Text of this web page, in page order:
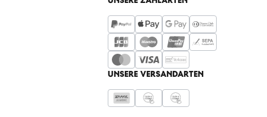
UNSERE VERSANDARTEN